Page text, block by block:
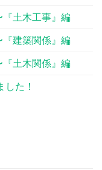
土木工事』編
建築関係』編
土木関係』編
した！